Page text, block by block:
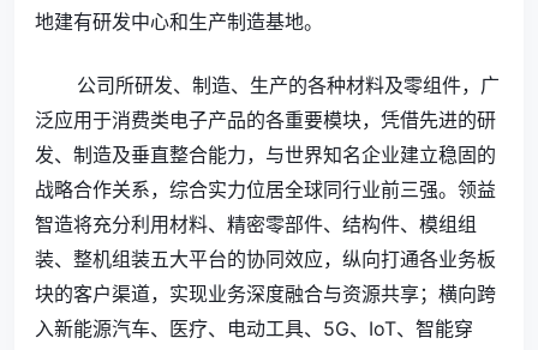
地建有研发中心和生产制造基地。
公司所研发、制造、生产的各种材料及零组件，广
泛应用于消费类电子产品的各重要模块，凭借先进的研
发、制造及垂直整合能力，与世界知名企业建立稳固的
战略合作关系，综合实力位居全球同行业前三强。领益
智造将充分利用材料、精密零部件、结构件、模组组
装、整机组装五大平台的协同效应，纵向打通各业务板
块的客户渠道，实现业务深度融合与资源共享；横向跨
入新能源汽车、医疗、电动工具、5G、IoT、智能穿